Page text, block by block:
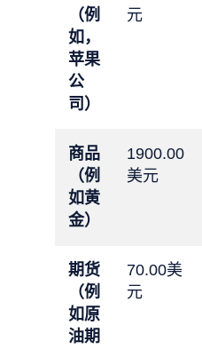
（例
如，
苹果
公
司）
元
商品
（例
如黄
金）
1900.00
美元
期货
（例
如原
油期
70.00美
元